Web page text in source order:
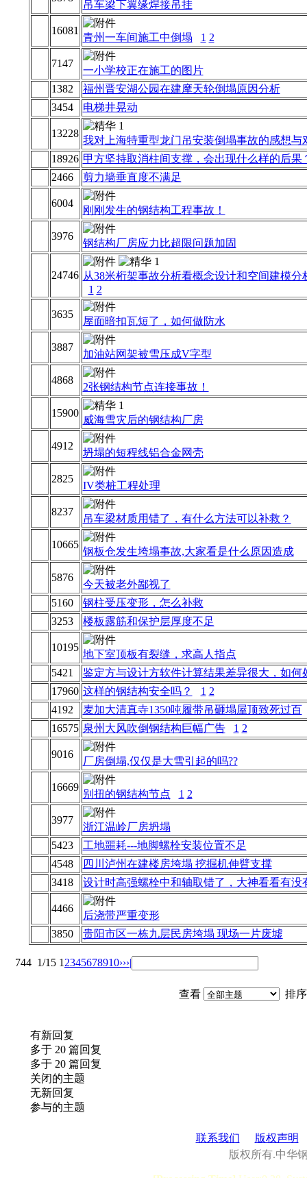
吊车梁下翼缘焊接吊挂
16081
青州一车间施工中倒塌 1 2
7147
一小学校正在施工的图片
1382
福州晋安湖公园在建摩天轮倒塌原因分析
3454
电梯井晃动
13228
我对上海特重型龙门吊安装倒塌事故的感想与
18926 甲方坚持取消柱间支撑，会出现什么样的后果
2466
剪力墙垂直度不满足
6004
刚刚发生的钢结构工程事故！
3976
钢结构厂房应力比超限问题加固
24746 从38米桁架事故分析看概念设计和空间建模分
1 2
3635
屋面暗扣瓦短了，如何做防水
3887
加油站网架被雪压成V字型
4868
2张钢结构节点连接事故！
15900
威海雪灾后的钢结构厂房
4912
坍塌的短程线铝合金网壳
2825
IV类桩工程处理
8237
吊车梁材质用错了，有什么方法可以补救？
10665
钢板仓发生垮塌事故,大家看是什么原因造成
5876
今天被老外鄙视了
5160
钢柱受压变形，怎么补救
3253
楼板露筋和保护层厚度不足
10195
地下室顶板有裂缝，求高人指点
5421
鉴定方与设计方软件计算结果差异很大，如何
17960 这样的钢结构安全吗？ 1 2
4192
麦加大清真寺1350吨履带吊砸塌屋顶致死过百
16575 泉州大风吹倒钢结构巨幅广告 1 2
9016
厂房倒塌,仅仅是大雪引起的吗??
16669
别扭的钢结构节点 1 2
3977
浙江温岭厂房坍塌
5423
工地噩耗---地脚螺栓安装位置不足
4548
四川泸州在建楼房垮塌 挖掘机伸臂支撑
3418
设计时高强螺栓中和轴取错了，大神看看有没
4466
后浇带严重变形
3850
贵阳市区一栋九层民房垮塌 现场一片废墟
744 1/15 1 2345678910›››|
查看 排
有新回复
多于 20 篇回复
多于 20 篇回复
关闭的主题
无新回复
参与的主题
联系我们
版权声明
版权所有.中华